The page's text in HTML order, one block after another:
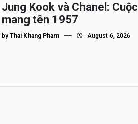
Jung Kook và Chanel:
mang tên 1957
by Thai Khang Pham August 6, 2026